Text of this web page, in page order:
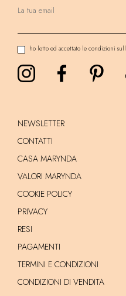
ho letto ed accettato le condizioni
NEWSLETTER
CONTATTI
CASA MARYNDA
VALORI MARYNDA
COOKIE POLICY
PRIVACY
RESI
PAGAMENTI
TERMINI E CONDIZIONI
CONDIZIONI DI VENDITA